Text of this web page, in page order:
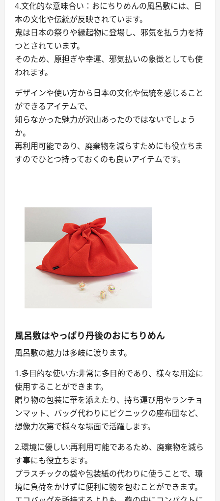
4.文化的な意味合い：おにちりめんの風呂敷には、日
本の文化や伝統が反映されています。
鬼は日本の祭りや縁起物に登場し、邪気を払う力を持
つとされています。
そのため、原担ぎや幸運、邪気払いの象徴としても使
われます。
デザインや使い方から日本の文化や伝統を感じること
ができるアイテムで、
知らなかった魅力が沢山あったのではないでしょう
か。
再利用可能であり、廃棄物を減らすためにも役立ちま
すのでひとつ持っておくのも良いアイテムです。
風呂敷はやっぱり丹後のおにちりめん
風呂敷の魅力は多岐に渡ります。
1.多目的な使い方:非常に多目的であり、様々な用途に
使用することができます。
贈り物の包装に華を添えたり、持ち運び用やランチョ
ンマット、バッグ代わりにピクニックの座布団など、
想像力次第で様々な場面で活躍します。
2.環境に優しい:再利用可能であるため、廃棄物を減ら
す事にも役立ちます。
プラスチックの袋や包装紙の代わりに使うことで、環
境に負荷をかけずに便利に物を包むことができます。